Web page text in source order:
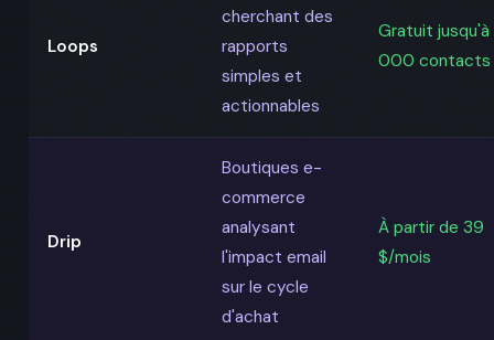
Loops
cherchant des
rapports
simples et
actionnables
Gratuit jusqu'à
000 contacts
Drip
Boutiques e-
commerce
analysant
l'impact email
sur le cycle
d'achat
À partir de 39
$/mois